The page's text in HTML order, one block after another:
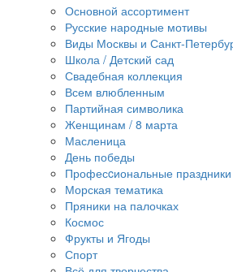
Основной ассортимент
Русские народные мотивы
Виды Москвы и Санкт-
Школа / Детский сад
Свадебная коллекция
Всем влюбленным
Партийная символика
Женщинам / 8 марта
Масленица
День победы
Професcиональные праздники
Морская тематика
Пряники на палочках
Космос
Фрукты и Ягоды
Спорт